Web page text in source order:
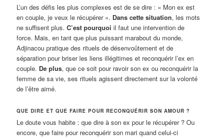
L’un des défis les plus complexes est de se dire : « Mon ex est
en couple, je veux le récupérer ». Dans cette situation, les mots
ne suffisent plus.C’est pourquoi il faut une intervention de
force. Mais, en tant que plus puissant marabout du monde,
Adjinacou pratique des rituels de désenvoûtement et de
séparation pour briser les liens illégitimes et reconquérir l’ex en
couple. De plus, que ce soit pour ravoir son ex ou reconquérir la
femme de sa vie, ses rituels agissent directement sur la volonté
de l’être aimé.
QUE DIRE ET QUE FAIRE POUR RECONQUÉRIR SON AMOUR ?
Le doute vous habite : que dire à son ex pour le récupérer ? Ou
encore, que faire pour reconquérir son mari quand celui-ci